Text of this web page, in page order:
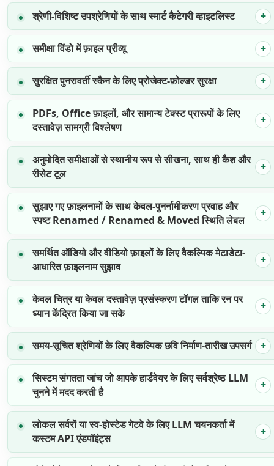
श्रेणी-विशिष्ट उपश्रेणियों के साथ स्मार्ट कैटेगरी व्हाइटलिस्ट
समीक्षा विंडो में फ़ाइल प्रीव्यू
सुरक्षित पुनरावर्ती स्कैन के लिए प्रोजेक्ट-फ़ोल्डर सुरक्षा
PDFs, Office फ़ाइलों, और सामान्य टेक्स्ट प्रारूपों के लिए
दस्तावेज़ सामग्री विश्लेषण
अनुमोदित समीक्षाओं से स्थानीय रूप से सीखना, साथ ही कैश और
रीसेट टूल
सुझाए गए फ़ाइलनामों के साथ केवल-पुनर्नामीकरण प्रवाह और
स्पष्ट Renamed / Renamed & Moved स्थिति लेबल
समर्थित ऑडियो और वीडियो फ़ाइलों के लिए वैकल्पिक मेटाडेटा-
आधारित फ़ाइलनाम सुझाव
केवल चित्र या केवल दस्तावेज़ प्रसंस्करण टॉगल ताकि रन पर
ध्यान केंद्रित किया जा सके
समय-सूचित श्रेणियों के लिए वैकल्पिक छवि निर्माण-तारीख उपसर्ग
सिस्टम संगतता जांच जो आपके हार्डवेयर के लिए सर्वश्रेष्ठ LLM
चुनने में मदद करती है
लोकल सर्वरों या स्व-होस्टेड गेटवे के लिए LLM चयनकर्ता में
कस्टम API एंडपॉइंट्स